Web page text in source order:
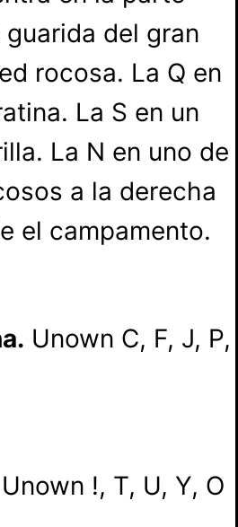
del gran
rocosa. La Q en
La S en un
La N en uno de
a la derecha
el campamento.
Unown C, F, J, P,
Unown !, T, U, Y, O